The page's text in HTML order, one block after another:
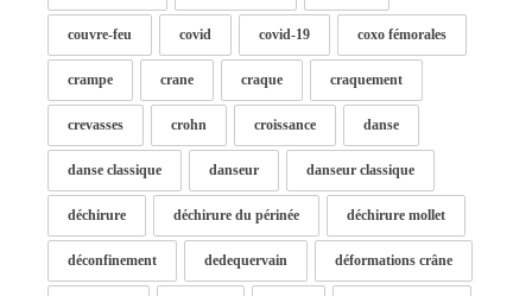
couvre-feu covid covid-19 coxo fémorales
crampe crane craque craquement
crevasses crohn croissance danse
danse classique danseur danseur classique
déchirure déchirure du périnée déchirure mollet
déconfinement dedequervain déformations crâne